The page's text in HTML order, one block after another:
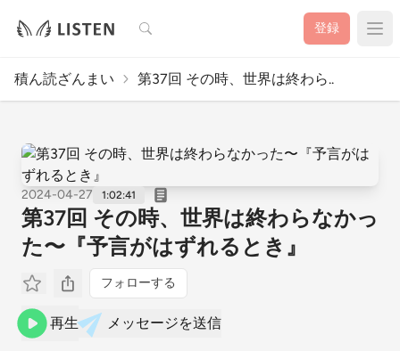
検索 登録
積ん読ざんまい 第37回 その時、世界は終わら..
2024-04-27 1:02:41
第37回 その時、世界は終わらなかっ
た〜『予言がはずれるとき』
フォローする
再生 メッセージを送信